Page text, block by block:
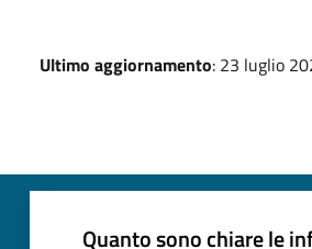
Ultimo aggiornamento: 23 luglio
Quanto sono chiare le